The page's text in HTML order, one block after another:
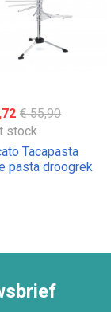
€ 55,90
stock
Tacapasta
pasta droogrek